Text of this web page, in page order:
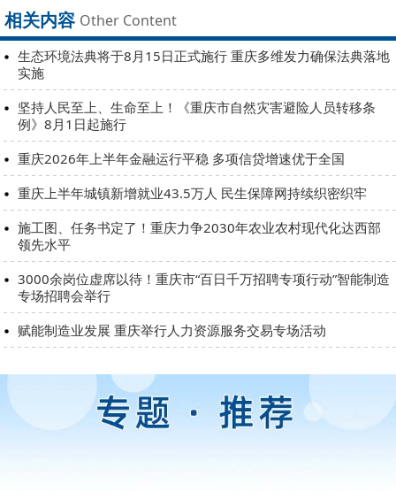
相关内容 Other Content
生态环境法典将于8月15日正式施行 重庆多维发力确保法典落地
实施
坚持人民至上、生命至上！《重庆市自然灾害避险人员转移条
例》8月1日起施行
重庆2026年上半年金融运行平稳 多项信贷增速优于全国
重庆上半年城镇新增就业43.5万人 民生保障网持续织密织牢
施工图、任务书定了！重庆力争2030年农业农村现代化达西部
领先水平
3000余岗位虚席以待！重庆市“百日千万招聘专项行动”智能制造
专场招聘会举行
赋能制造业发展 重庆举行人力资源服务交易专场活动